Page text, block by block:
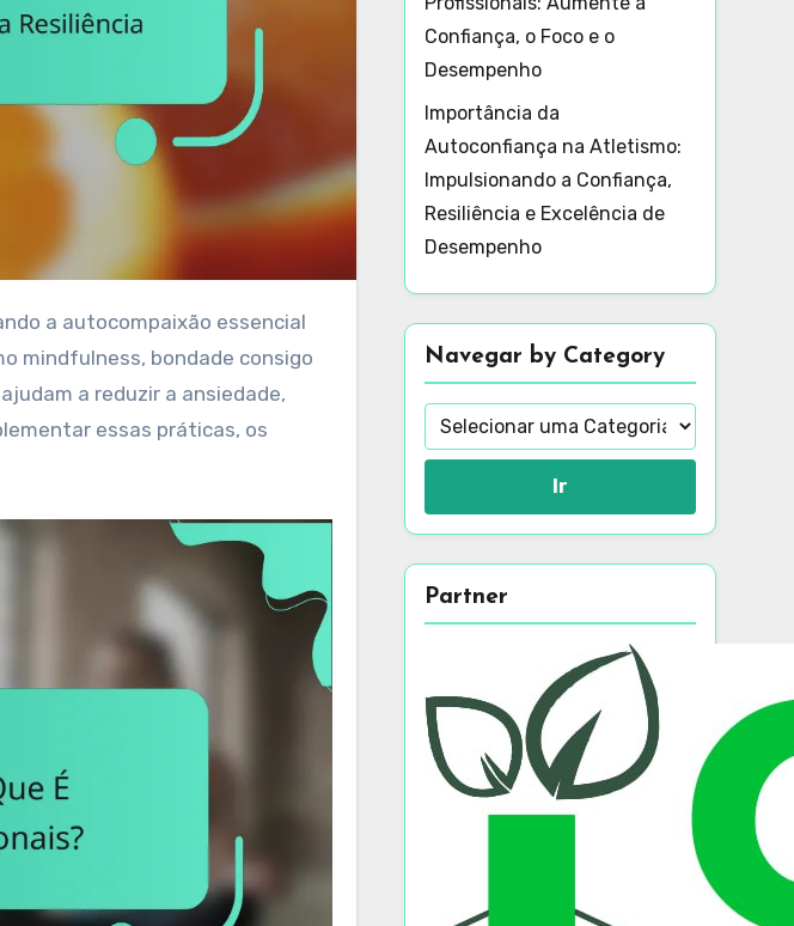
mindfulness, bondade consigo
a reduzir a ansiedade,
essas práticas, os
Confiança, o Foco e o
Desempenho
Importância da
Autoconfiança na Atletismo:
Impulsionando a Confiança,
Resiliência e Excelência de
Desempenho
Navegar by Category
Ir
Partner